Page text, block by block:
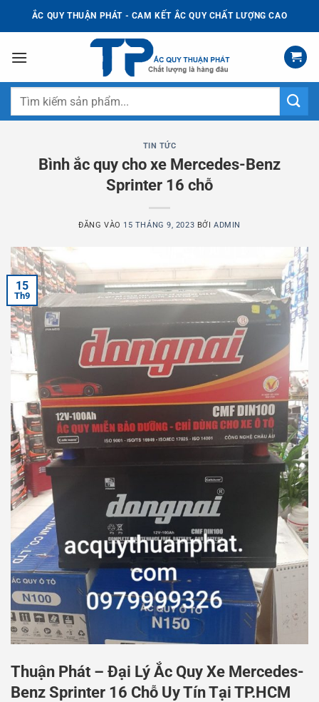
dung
ẮC QUY THUẬN PHÁT - CAM KẾT ẮC QUY CHẤT LƯỢNG CAO
Tìm
TIN TỨC
Bình ắc quy cho xe Mercedes-Benz
Sprinter 16 chỗ
ĐĂNG VÀO 15 THÁNG 9, 2023 BỞI ADMIN
15
Th9
Thuận Phát – Đại Lý Ắc Quy Xe Mercedes-
Benz Sprinter 16 Chỗ Uy Tín Tại TP.HCM